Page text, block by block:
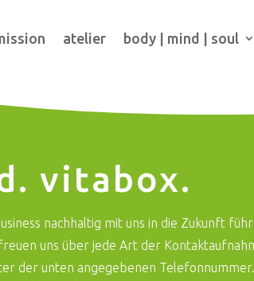
atelier body | mind | soul
vitabox.
nachhaltig mit uns in die Zukunft
uns über jede Art der
der unten angegebenen